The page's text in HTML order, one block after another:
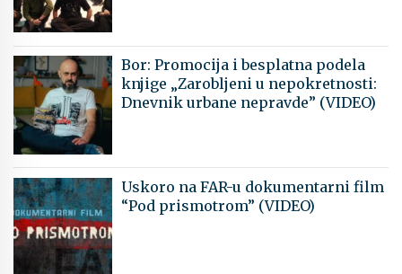
Bor: Promocija i besplatna podela
knjige „Zarobljeni u nepokretnosti:
Dnevnik urbane nepravde” (VIDEO)
Uskoro na FAR-u dokumentarni film
“Pod prismotrom” (VIDEO)